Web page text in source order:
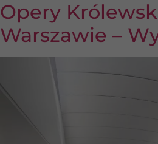
Opery
Warszawie –